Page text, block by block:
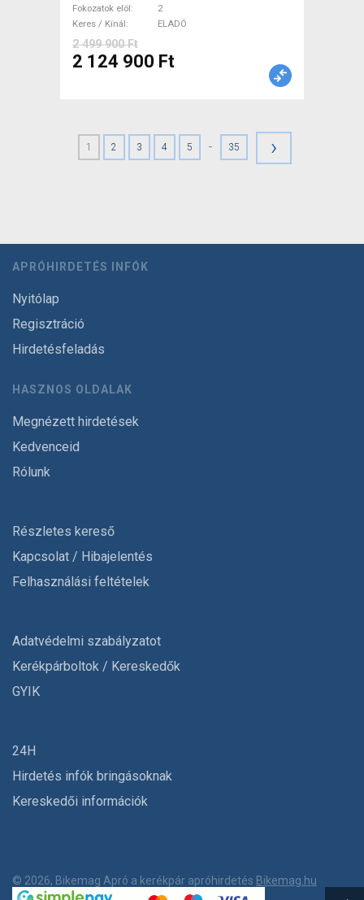
új / garanciával ELADÓ
Fokozatok elöl
2
Keres / Kínál
ELADÓ
2 499 900 Ft
2 124 900 Ft
1 2 3 4 5 - 35 ›
APRÓHIRDETÉS INFÓK
Nyitólap
Regisztráció
Hirdetésfeladás
HASZNOS OLDALAK
Megnézett hirdetések
Kedvenceid
Rólunk
Részletes kereső
Kapcsolat / Hibajelentés
Felhasználási feltételek
Adatvédelmi szabályzatot
Kerékpárboltok / Kereskedők
GYIK
24H
Hirdetés infók bringásoknak
Kereskedői információk
© 2026, Bikemag Apró a kerékpár apróhirdetés Bikemag.hu